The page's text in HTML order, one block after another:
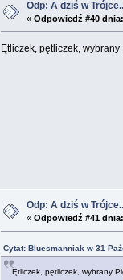
Odp: A dziś w
«Odpowiedź #40 dnia:
Ętliczek, pętliczek,
Odp: A dziś w
«Odpowiedź #41 dnia:
Cytat: Bluesmanniak w 31
Ętliczek, pętliczek, wybrany